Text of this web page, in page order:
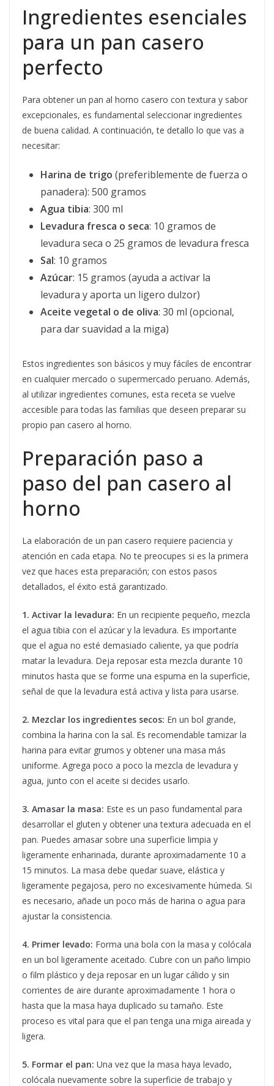
Ingredientes esenciales
para un pan casero
perfecto
Para obtener un pan al horno casero con textura y sabor
excepcionales, es fundamental seleccionar ingredientes
de buena calidad. A continuación, te detallo lo que vas a
necesitar:
Harina de trigo (preferiblemente de fuerza o
panadera): 500 gramos
Agua tibia: 300 ml
Levadura fresca o seca: 10 gramos de
levadura seca o 25 gramos de levadura fresca
Sal: 10 gramos
Azúcar: 15 gramos (ayuda a activar la
levadura y aporta un ligero dulzor)
Aceite vegetal o de oliva: 30 ml (opcional,
para dar suavidad a la miga)
Estos ingredientes son básicos y muy fáciles de encontrar
en cualquier mercado o supermercado peruano. Además,
al utilizar ingredientes comunes, esta receta se vuelve
accesible para todas las familias que deseen preparar su
propio pan casero al horno.
Preparación paso a
paso del pan casero al
horno
La elaboración de un pan casero requiere paciencia y
atención en cada etapa. No te preocupes si es la primera
vez que haces esta preparación; con estos pasos
detallados, el éxito está garantizado.
1. Activar la levadura: En un recipiente pequeño, mezcla
el agua tibia con el azúcar y la levadura. Es importante
que el agua no esté demasiado caliente, ya que podría
matar la levadura. Deja reposar esta mezcla durante 10
minutos hasta que se forme una espuma en la superficie,
señal de que la levadura está activa y lista para usarse.
2. Mezclar los ingredientes secos: En un bol grande,
combina la harina con la sal. Es recomendable tamizar la
harina para evitar grumos y obtener una masa más
uniforme. Agrega poco a poco la mezcla de levadura y
agua, junto con el aceite si decides usarlo.
3. Amasar la masa: Este es un paso fundamental para
desarrollar el gluten y obtener una textura adecuada en el
pan. Puedes amasar sobre una superficie limpia y
ligeramente enharinada, durante aproximadamente 10 a
15 minutos. La masa debe quedar suave, elástica y
ligeramente pegajosa, pero no excesivamente húmeda. Si
es necesario, añade un poco más de harina o agua para
ajustar la consistencia.
4. Primer levado: Forma una bola con la masa y colócala
en un bol ligeramente aceitado. Cubre con un paño limpio
o film plástico y deja reposar en un lugar cálido y sin
corrientes de aire durante aproximadamente 1 hora o
hasta que la masa haya duplicado su tamaño. Este
proceso es vital para que el pan tenga una miga aireada y
ligera.
5. Formar el pan: Una vez que la masa haya levado,
colócala nuevamente sobre la superficie de trabajo y